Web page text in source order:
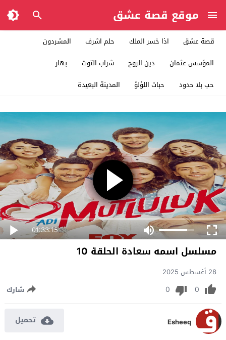
موقع قصة عشق
قصة عشق اذا خسر الملك حلم اشرف
المشردون
المؤسس عثمان
دين الروح شراب التوت
بهار
حب بلا حدود
حبات اللؤلؤ المدينة البعيدة
01:33:15
مسلسل اسمه سعادة الحلقة 10
28 أغسطس 2025
0
0 شارك
Esheeq تحميل